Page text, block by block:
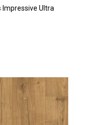
Impressive Ultra